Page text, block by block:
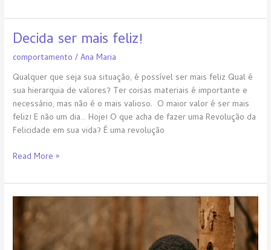
Decida ser mais feliz!
comportamento /Ana Maria
Qualquer que seja sua situação, é possível ser mais feliz Qual é
sua hierarquia de valores? Ter coisas materiais é importante e
necessário, mas não é o mais valioso. O maior valor é ser mais
feliz! E não um dia… Hoje! O que acha de fazer uma Revolução da
Felicidade em sua vida? É uma revolução
Decida
mais
feliz!
Read More »
Linguagem
Amor